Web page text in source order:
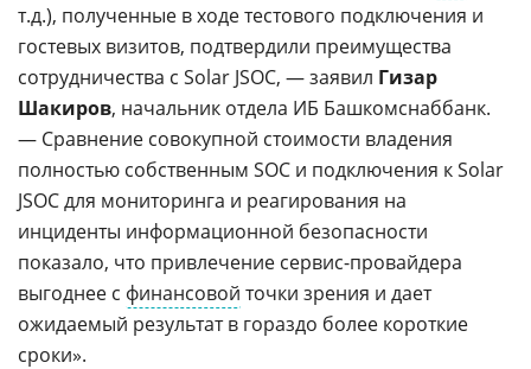
т.д.), полученные в ходе тестового подключения и
гостевых визитов, подтвердили преимущества
сотрудничества с Solar JSOC, — заявил Гизар
Шакиров, начальник отдела ИБ Башкомснаббанк.
— Сравнение совокупной стоимости владения
полностью собственным SOC и подключения к Solar
JSOC для мониторинга и реагирования на
инциденты информационной безопасности
показало, что привлечение сервис-провайдера
выгоднее с финансовой точки зрения и дает
ожидаемый результат в гораздо более короткие
сроки».